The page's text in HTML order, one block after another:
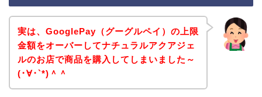
実は、GooglePay（グーグルペイ）の上限
金額をオーバーしてナチュラルアクアジェ
ルのお店で商品を購入してしまいました～
(･∀･`*)＾＾